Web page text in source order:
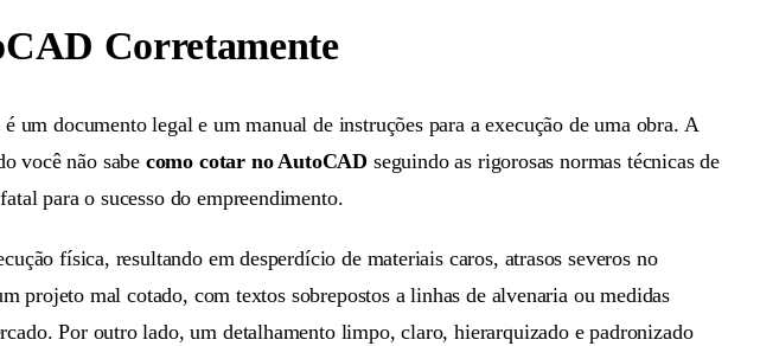
Corretamente
um documento legal e um manual de instruções para a execução de uma obra. A
você não sabe como cotar no AutoCAD seguindo as rigorosas normas técnicas de
para o sucesso do empreendimento.
física, resultando em desperdício de materiais caros, atrasos severos no
projeto mal cotado, com textos sobrepostos a linhas de alvenaria ou medidas
Por outro lado, um detalhamento limpo, claro, hierarquizado e padronizado